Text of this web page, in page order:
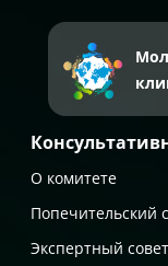
О комитете
Попечительский
Экспертный совет